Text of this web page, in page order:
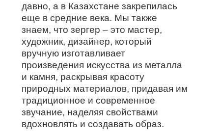
давно, а в Казахстане закрепилась
еще в средние века. Мы также
знаем, что зергер – это мастер,
художник, дизайнер, который
вручную изготавливает
произведения искусства из металла
и камня, раскрывая красоту
природных материалов, придавая им
традиционное и современное
звучание, наделяя свойствами
вдохновлять и создавать образ.